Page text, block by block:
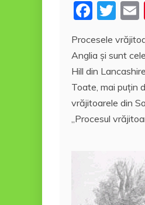
F
c
e
b
o
o
T
itt
er l
Procesele
Anglia și sunt
Hill din
Toate, mai puţin
vrăjitoarele din
„Procesul